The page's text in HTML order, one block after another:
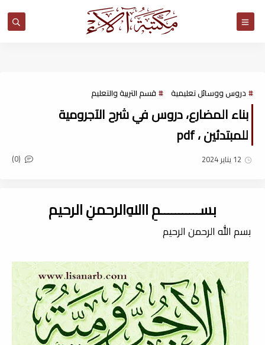
دروس ووسائل تعليمية قسم التربية والتعليم
بناء المضارع، دروس في شرح الآجرومية
للمبتدئين ، pdf
12 يناير 2024 (0)
بســـــــــــمِ اﷲِالرحمنِ الرحيم
بسم الله الرحمن الرحيم